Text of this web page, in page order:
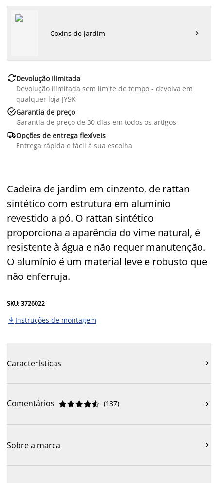
Coxins de jardim 
Devolução ilimitada
Devolução ilimitada sem limite de tempo - devolva em
qualquer loja JYSK
Garantia de preço
Garantia de preço de 30 dias em todos os artigos
Opções de entrega flexíveis
Entrega rápida e fácil à sua escolha
Cadeira de jardim em cinzento, de rattan
sintético com estrutura em alumínio
revestido a pó. O rattan sintético
proporciona a aparência do vime natural, é
resistente à água e não requer manutenção.
O alumínio é um material leve e robusto que
não enferruja.
SKU: 3726022
 Instruções de montagem
Características 
Comentários 




 (137) 
Sobre a marca 